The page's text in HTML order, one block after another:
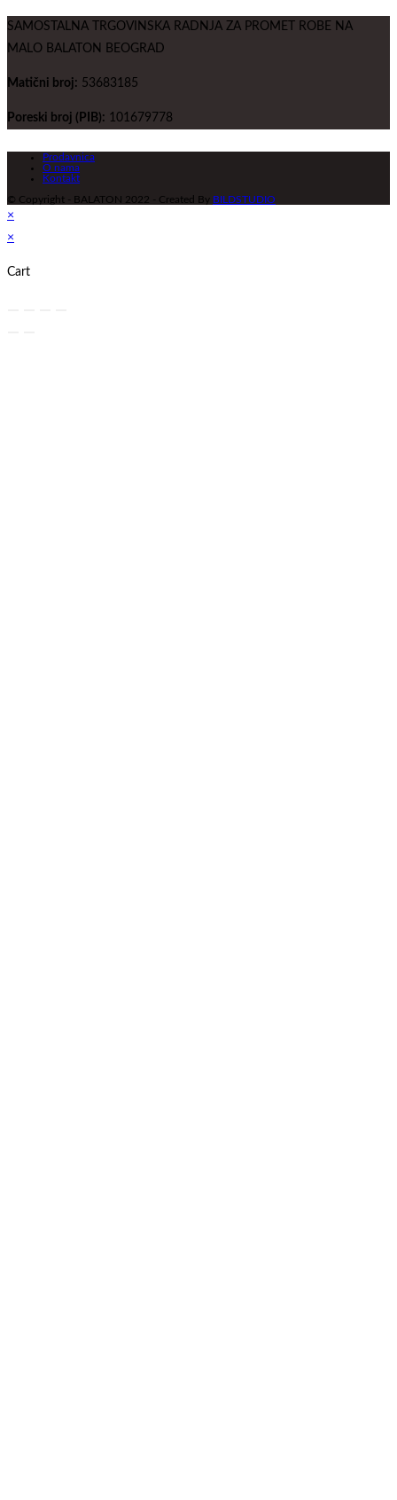
SAMOSTALNA TRGOVINSKA RADNJA ZA PROMET ROBE NA
MALO BALATON BEOGRAD
Matični broj: 53683185
Poreski broj (PIB): 101679778
Prodavnica
O nama
Kontakt
© Copyright - BALATON 2022 - Created By BILDSTUDIO
×
×
Cart